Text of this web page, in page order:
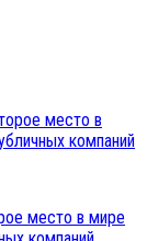
место в мире